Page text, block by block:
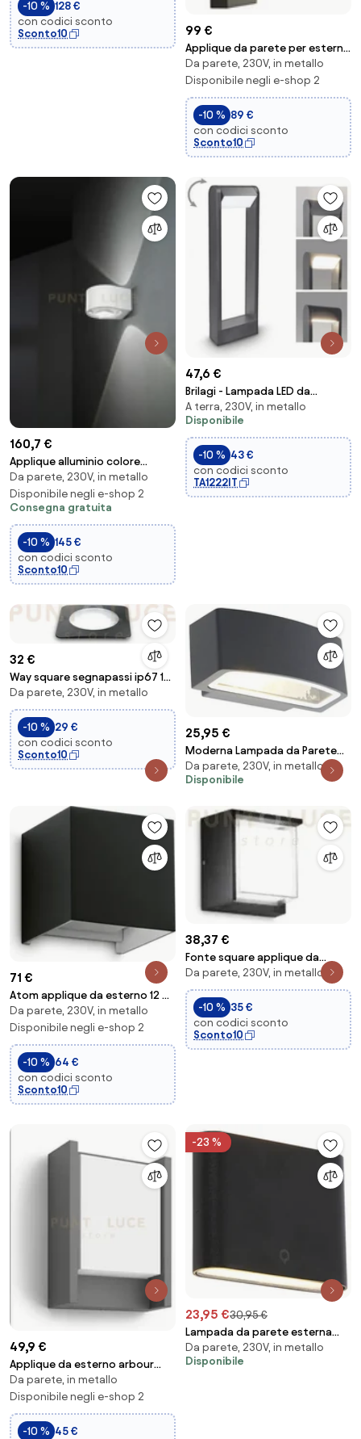
-10 % 128 €
con codici sconto
Sconto10
99 €
Applique da parete per esterni
bakerloo - metallo nero e
policarbonato
Da parete, 230V, in metallo
Disponibile negli e-shop 2
-10 % 89 €
con codici sconto
Sconto10
160,7 €
Applique alluminio colore
bianco opaco vision led
biemissione 12w ...
Da parete, 230V, in metallo
Disponibile negli e-shop 2
Consegna gratuita
-10 % 145 €
con codici sconto
Sconto10
47,6 €
Brilagi - Lampada LED da
esterno CROTONE
LED/7W/230V antracite IP54 50
cm
A terra, 230V, in metallo
Disponibile
-10 % 43 €
con codici sconto
TA1222IT
32 €
Way square segnapassi ip67 1
luce attacco g9 nero 5cm
fascio lumino...
Da parete, 230V, in metallo
-10 % 29 €
con codici sconto
Sconto10
25,95 €
Moderna Lampada da Parete
da Esterno Grafite 14,3 cm IP44
- Latina
Da parete, 230V, in metallo
Disponibile
71 €
Atom applique da esterno 12 w
on-off 1050 lm 3000 k nero
ip54 doppi...
Da parete, 230V, in metallo
Disponibile negli e-shop 2
-10 % 64 €
con codici sconto
Sconto10
38,37 €
Fonte square applique da
esterno 4000k 780lm 12w ip65
nero 16x16cm
Da parete, 230V, in metallo
-10 % 35 €
con codici sconto
Sconto10
49,9 €
Applique da esterno arbour
grigio antracite, 4000k
Da parete, in metallo
Disponibile negli e-shop 2
-10 % 45 €
-23 %
23,95 €30,95 €
Lampada da parete esterna
moderna nera 11,5 cm con LED
IP65 - Batt
Da parete, 230V, in metallo
Disponibile